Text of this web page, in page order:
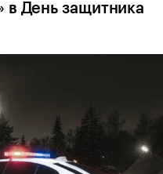
в День защитника